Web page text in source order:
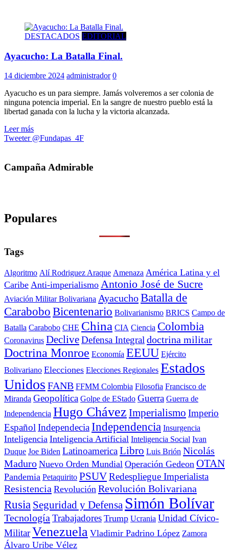
DESTACADOS EDITORIAL
Ayacucho: La Batalla Final.
14 diciembre 2024 administrador 0
Ayacucho es un para siempre. Jamás volveremos a ser colonia de
ninguna potencia imperial. En la sangre de nuestro pueblo está la
libertad ganada con la lucha y la victoria alcanzada.
Leer más
Tweeter @Fundapas_4F
Campaña Admirable
Populares
Tags
Algoritmo Alí Rodriguez Araque Amenaza América Latina y el
Caribe Anti-imperialismo Antonio José de Sucre
Aviación Militar Bolivariana AyacuchoBatalla de
Carabobo Bicentenario Bolivarianismo BRICS Campo de
Batalla Carabobo CHE China CIA Ciencia Colombia
Coronavirus DecliveDefensa Integral doctrina militar
Doctrina Monroe Economía EEUU Ejército
Bolivariano Elecciones Elecciones Regionales Estados
Unidos FANB FFMM Colombia Filosofia Francisco de
Miranda Geopolítica Golpe de EStado Guerra Guerra de
Independencia Hugo Chávez Imperialismo Imperio
Español IndependeciaIndependencia Insurgencia
Inteligencia Inteligencia Artificial Inteligencia Social Ivan
Duque Joe Biden LatinoamericaLibro Luis Brión Nicolás
Maduro Nuevo Orden Mundial Operación Gedeon OTAN
Pandemia Petaquirito PSUVRedespliegue Imperialista
Resistencia Revolución Revolución Bolivariana
Rusia Seguridad y Defensa Simón Bolívar
Tecnología Trabajadores Trump Ucrania Unidad Cívico-
MilitarVenezuela Vladimir Padrino López Zamora
Álvaro Uribe Vélez